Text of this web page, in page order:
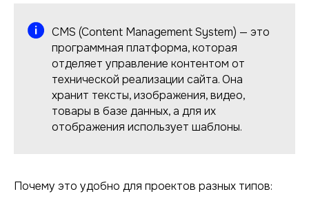
CMS (Content Management System) — это
программная платформа, которая
отделяет управление контентом от
технической реализации сайта. Она
хранит тексты, изображения, видео,
товары в базе данных, а для их
отображения использует шаблоны.
Почему это удобно для проектов разных типов: